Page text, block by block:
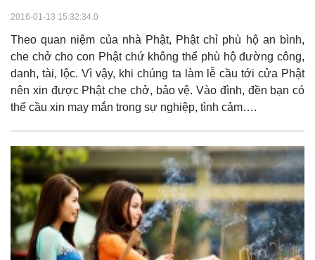
2016-01-13 15:32:34.0
Theo quan niệm của nhà Phật, Phật chỉ phù hộ an bình,
che chở cho con Phật chứ không thể phù hộ đường công,
danh, tài, lộc. Vì vậy, khi chúng ta làm lễ cầu tới cửa Phật
nên xin được Phật che chở, bảo vệ. Vào đình, đền bạn có
thể cầu xin may mắn trong sự nghiệp, tình cảm….